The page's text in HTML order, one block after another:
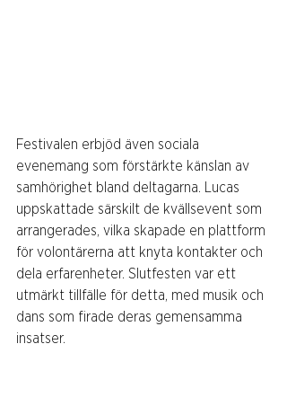
Festivalen erbjöd även sociala
evenemang som förstärkte känslan av
samhörighet bland deltagarna. Lucas
uppskattade särskilt de kvällsevent som
arrangerades, vilka skapade en plattform
för volontärerna att knyta kontakter och
dela erfarenheter. Slutfesten var ett
utmärkt tillfälle för detta, med musik och
dans som firade deras gemensamma
insatser.